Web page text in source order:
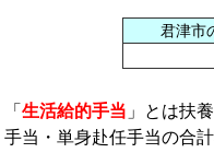
君津市
「 生活給的手当 」とは扶
手当・単身赴任手当の合計